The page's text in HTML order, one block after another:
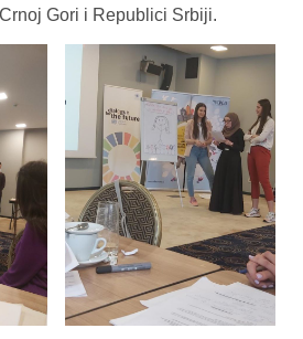
Gori i Republici Srbiji.